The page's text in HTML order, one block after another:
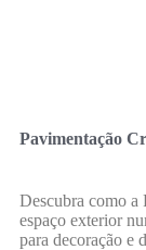
Pavimentação
Descubra como a
espaço exterior
para decoração e